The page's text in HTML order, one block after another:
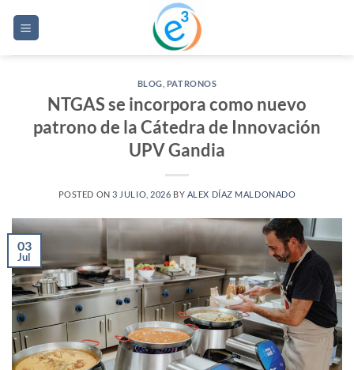
BLOG PATRONOS
NTGAS se incorpora como nuevo
patrono de la Cátedra de Innovación
UPV Gandia
POSTED ON 3 JULIO, 2026 BY ALEX DÍAZ MALDONADO
03
Jul